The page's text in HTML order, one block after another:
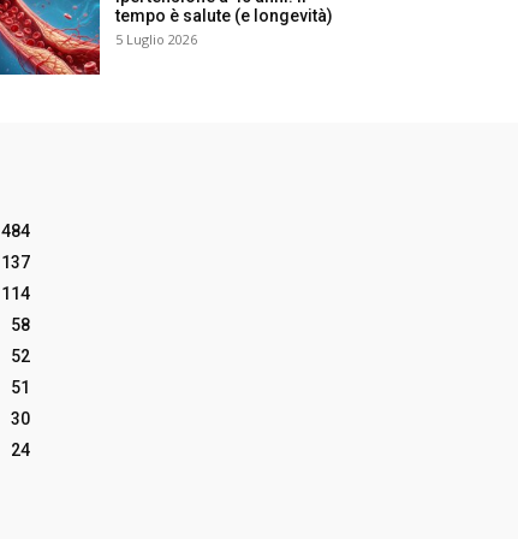
tempo è salute (e longevità)
5 Luglio 2026
484
137
114
58
52
51
30
24